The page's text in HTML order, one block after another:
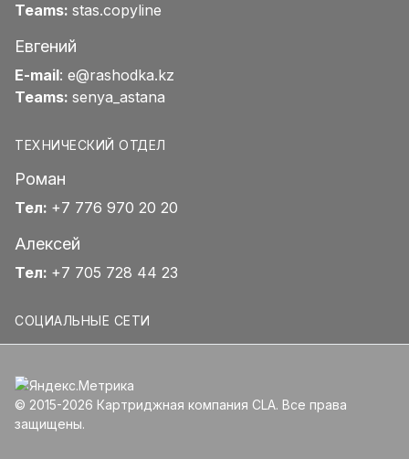
Teams: stas.copyline
Евгений
E-mail: e@rashodka.kz
Teams: senya_astana
ТЕХНИЧЕСКИЙ ОТДЕЛ
Роман
Тел: +7 776 970 20 20
Алексей
Тел: +7 705 728 44 23
СОЦИАЛЬНЫЕ СЕТИ
© 2015-2026 Картриджная компания CLA. Все права
защищены.